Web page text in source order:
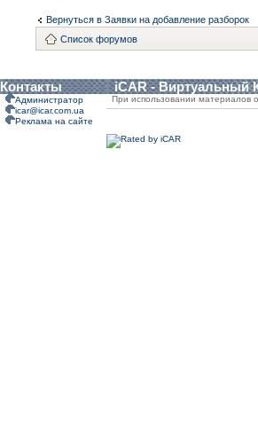
Вернуться в Заявки на добавление разборок
Список форумов
Контакты iCAR - Виртуальный
Администратор
icar@icar.com.ua
Реклама на сайте
При использовании материалов